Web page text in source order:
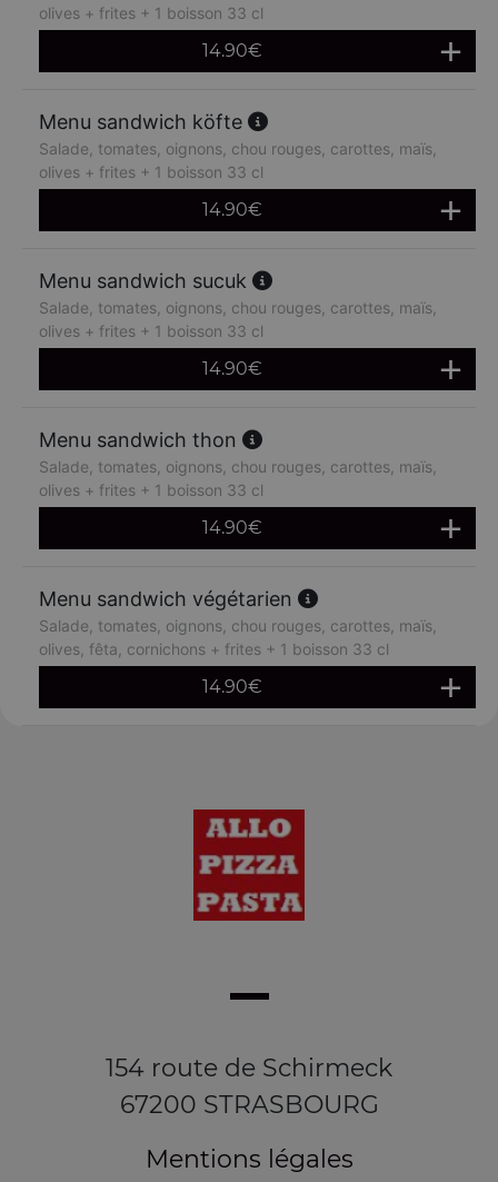
olives + frites + 1 boisson 33 cl
14.90€
Menu sandwich köfte
Salade, tomates, oignons, chou rouges, carottes, maïs,
olives + frites + 1 boisson 33 cl
14.90€
Menu sandwich sucuk
Salade, tomates, oignons, chou rouges, carottes, maïs,
olives + frites + 1 boisson 33 cl
14.90€
Menu sandwich thon
Salade, tomates, oignons, chou rouges, carottes, maïs,
olives + frites + 1 boisson 33 cl
14.90€
Menu sandwich végétarien
Salade, tomates, oignons, chou rouges, carottes, maïs,
olives, fêta, cornichons + frites + 1 boisson 33 cl
14.90€
154 route de Schirmeck
67200 STRASBOURG
Mentions légales